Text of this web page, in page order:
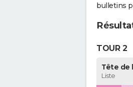
bulletins
TOUR 2
Tête de
Liste